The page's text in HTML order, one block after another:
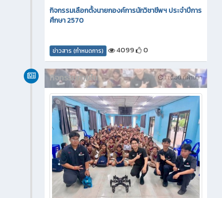
กิจกรรมเลือกตั้งนายกองค์การนักวิชาชีพฯ ประจำปีการ
ศึกษา 2570
ข่าวสาร (กำหนดการ) 4099 0
1 เดือน ที่ผ่านมา
กิจกรรมภายใน